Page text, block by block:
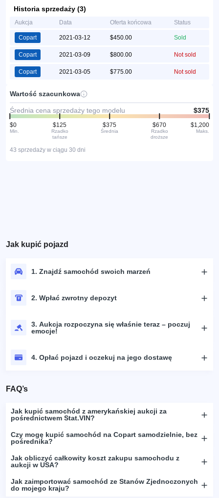
Historia sprzedaży (3)
Aukcja Data Oferta końcowa Status
Copart 2021-03-12 $450.00 Sold
Copart 2021-03-09 $800.00 Not sold
Copart 2021-03-05 $775.00 Not sold
Wartość szacunkowa
Średnia cena sprzedaży tego modelu $375
$0
Min.
$125
Rzadko
tańsze
$375
Średnia
$670
Rzadko
droższe
$1,200
Maks.
43 sprzedaży w ciągu 30 dni
Jak kupić pojazd
1. Znajdź samochód swoich marzeń
2. Wpłać zwrotny depozyt
3. Aukcja rozpoczyna się właśnie teraz – poczuj
emocje!
4. Opłać pojazd i oczekuj na jego dostawę
FAQ’s
Jak kupić samochód z amerykańskiej aukcji za
pośrednictwem Stat.VIN?
Czy mogę kupić samochód na Copart samodzielnie, bez
pośrednika?
Jak obliczyć całkowity koszt zakupu samochodu z
aukcji w USA?
Jak zaimportować samochód ze Stanów Zjednoczonych
do mojego kraju?